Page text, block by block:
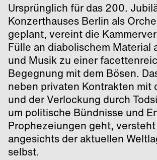
Ursprünglich für das 200.
Konzerthauses Berlin als
geplant, vereint die
Fülle an diabolischem Material
und Musik zu einer
Begegnung mit dem Bösen.
neben privaten Kontrakten mit
und der Verlockung durch
um politische Bündnisse und
Prophezeiungen geht,
angesichts der aktuellen
selbst.